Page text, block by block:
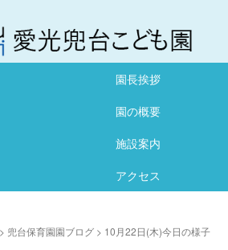
園長挨拶
園の概要
施設案内
アクセス
> 兜台保育園園ブログ > 10月22日(木)今日の様子